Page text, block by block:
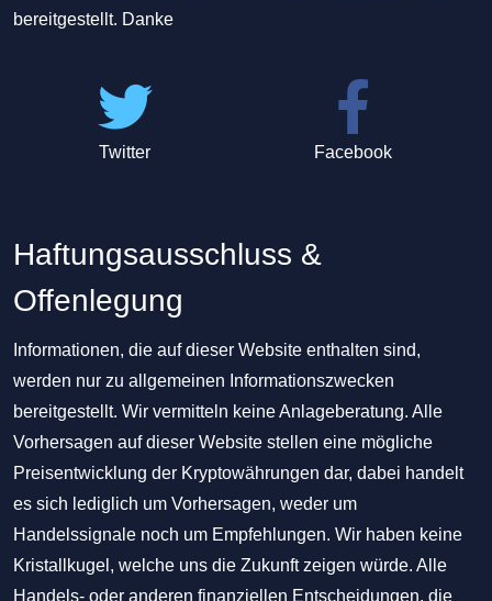
bereitgestellt. Danke
Twitter Facebook
Haftungsausschluss &
Offenlegung
Informationen, die auf dieser Website enthalten sind,
werden nur zu allgemeinen Informationszwecken
bereitgestellt. Wir vermitteln keine Anlageberatung. Alle
Vorhersagen auf dieser Website stellen eine mögliche
Preisentwicklung der Kryptowährungen dar, dabei handelt
es sich lediglich um Vorhersagen, weder um
Handelssignale noch um Empfehlungen. Wir haben keine
Kristallkugel, welche uns die Zukunft zeigen würde. Alle
Handels- oder anderen finanziellen Entscheidungen, die